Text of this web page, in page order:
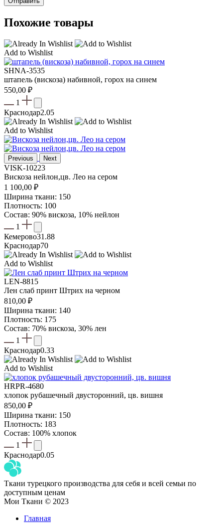
Похожие товары
Add to Wishlist
SHNA-3535
штапель (вискоза) набивной, горох на синем
550,00 ₽
1
Краснодар2.05
Add to Wishlist
Previous Next
VISK-10223
Вискоза нейлон,цв. Лео на сером
1 100,00 ₽
Ширина ткани: 150
Плотность: 100
Состав: 90% вискоза, 10% нейлон
1
Кемерово31.88
Краснодар70
Add to Wishlist
LEN-8815
Лен слаб принт Штрих на черном
810,00 ₽
Ширина ткани: 140
Плотность: 175
Состав: 70% вискоза, 30% лен
1
Краснодар0.33
Add to Wishlist
HRPR-4680
хлопок рубашечный двусторонний, цв. вишня
850,00 ₽
Ширина ткани: 150
Плотность: 183
Состав: 100% хлопок
1
Краснодар0.05
Ткани турецкого производства для себя и всей семьи по
доступным ценам
Мои Ткани © 2023
Главная